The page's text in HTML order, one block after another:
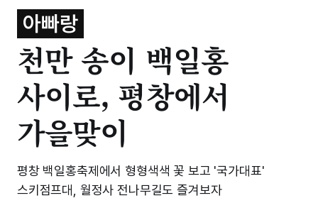
아빠랑
천만 송이 백일홍
사이로, 평창에서
가을맞이
평창 백일홍축제에서 형형색색 꽃 보고 '국가대표'
스키점프대, 월정사 전나무길도 즐겨보자